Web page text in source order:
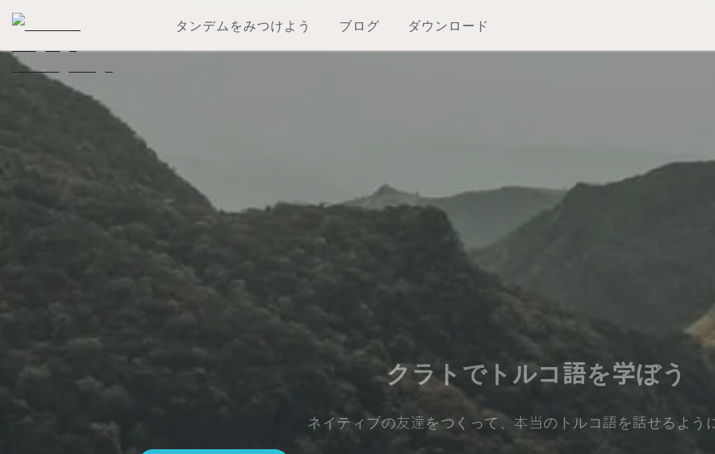
タンデムをみつけよう ブログ ダウンロード
クラトでトルコ語を学ぼう
ネイティブの友達をつくって、本当のトルコ語を話せるよう